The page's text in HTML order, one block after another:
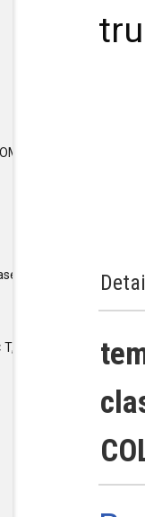
ARRAY >
TO >,
MINCHUNKSIZE,